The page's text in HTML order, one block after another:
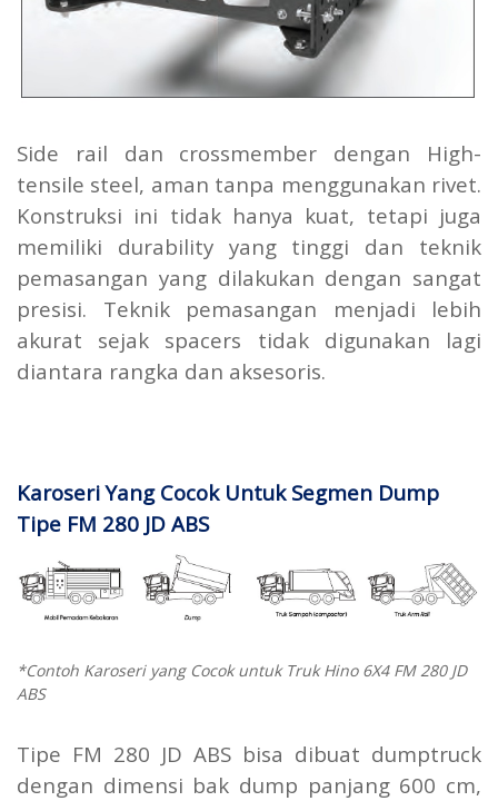
Side rail dan crossmember dengan High-
tensile steel, aman tanpa menggunakan rivet.
Konstruksi ini tidak hanya kuat, tetapi juga
memiliki durability yang tinggi dan teknik
pemasangan yang dilakukan dengan sangat
presisi. Teknik pemasangan menjadi lebih
akurat sejak spacers tidak digunakan lagi
diantara rangka dan aksesoris.
Karoseri Yang Cocok Untuk Segmen Dump
Tipe FM 280 JD ABS
*Contoh Karoseri yang Cocok untuk Truk Hino 6X4 FM 280 JD
ABS
Tipe FM 280 JD ABS bisa dibuat dumptruck
dengan dimensi bak dump panjang 600 cm,